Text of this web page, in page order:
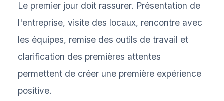
Le premier jour doit rassurer. Présentation de
l'entreprise, visite des locaux, rencontre avec
les équipes, remise des outils de travail et
clarification des premières attentes
permettent de créer une première expérience
positive.